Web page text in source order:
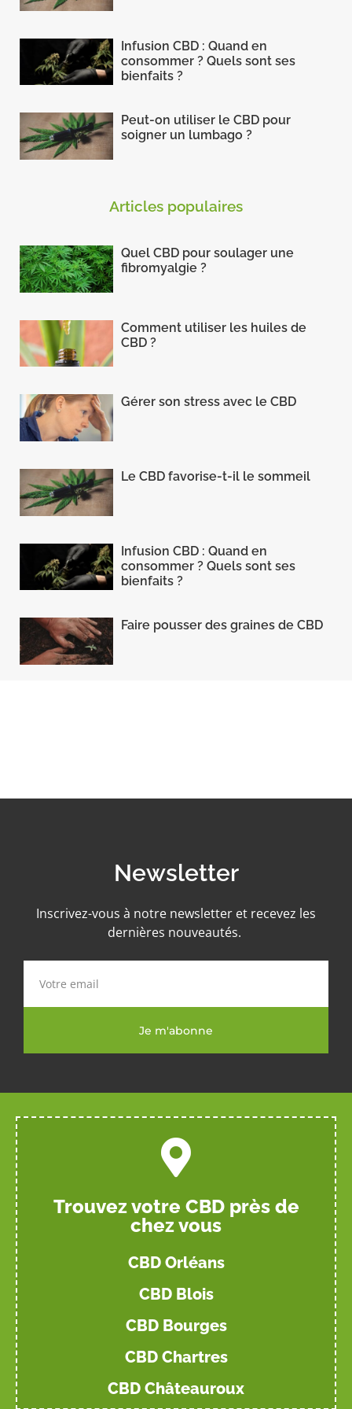
Infusion CBD : Quand en
consommer ? Quels sont ses
bienfaits ?
Peut-on utiliser le CBD pour
soigner un lumbago ?
Articles populaires
Quel CBD pour soulager une
fibromyalgie ?
Comment utiliser les huiles de
CBD ?
Gérer son stress avec le CBD
Le CBD favorise-t-il le sommeil
Infusion CBD : Quand en
consommer ? Quels sont ses
bienfaits ?
Faire pousser des graines de CBD
Newsletter
Inscrivez-vous à notre newsletter et recevez les
dernières nouveautés.
Je m'abonne
Trouvez votre CBD près de
chez vous
CBD Orléans
CBD Blois
CBD Bourges
CBD Chartres
CBD Châteauroux